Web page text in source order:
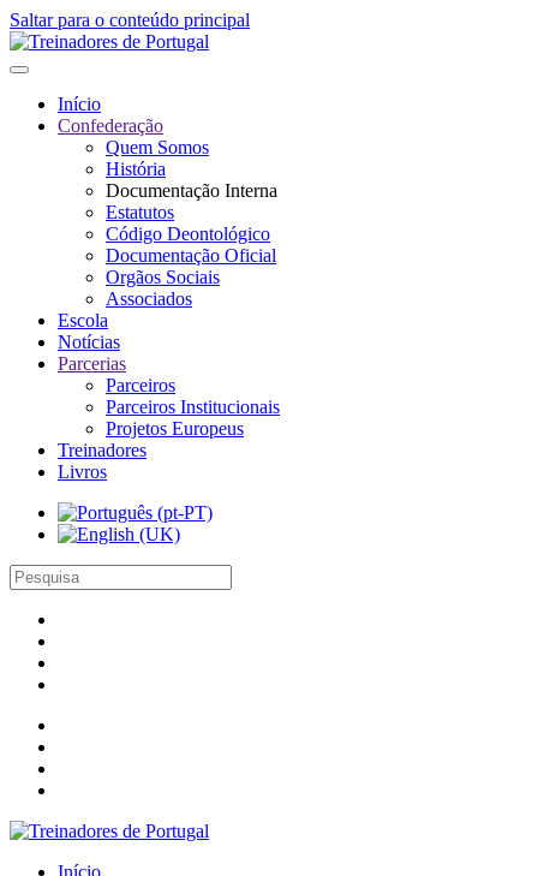
Saltar para o conteúdo principal
Início
Confederação
Quem Somos
História
Documentação Interna
Estatutos
Código Deontológico
Documentação Oficial
Orgãos Sociais
Associados
Escola
Notícias
Parcerias
Parceiros
Parceiros Institucionais
Projetos Europeus
Treinadores
Livros
Início